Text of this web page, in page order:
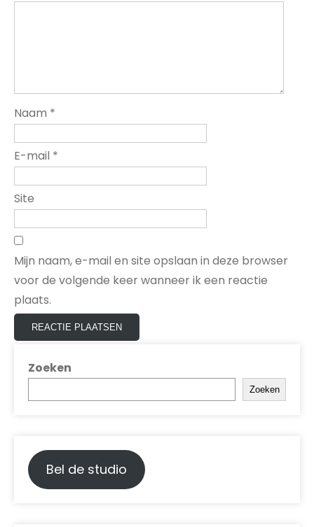
Naam *
E-mail *
Site
Mijn naam, e-mail en site opslaan in deze browser
voor de volgende keer wanneer ik een reactie
plaats.
Zoeken
Zoeken
Bel de studio